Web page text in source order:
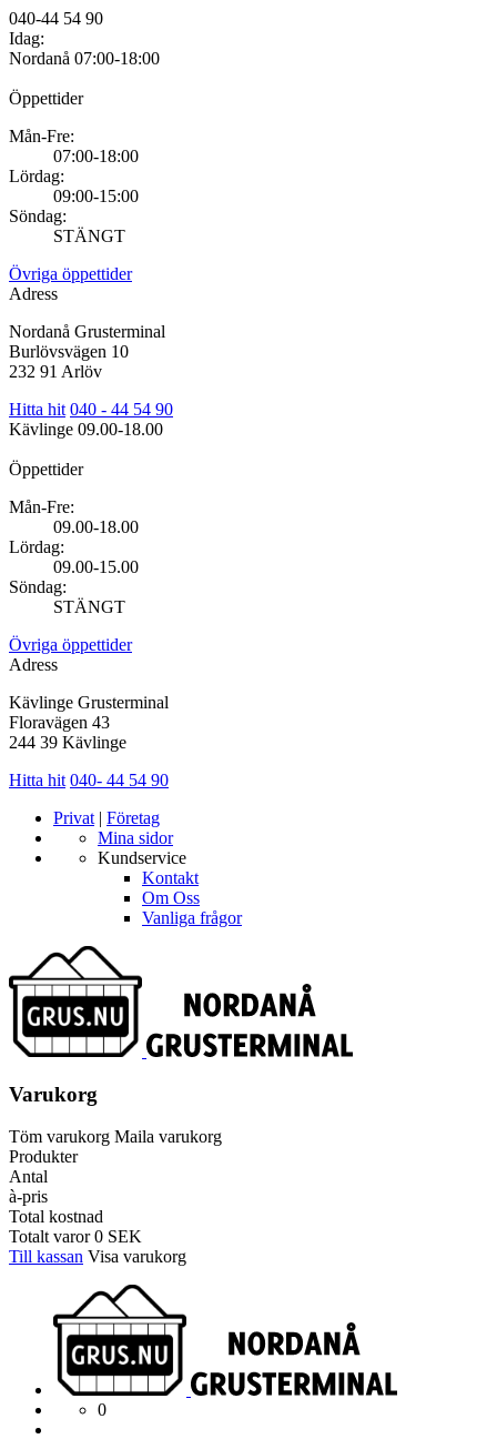
040-44 54 90
Idag:
Nordanå 07:00-18:00
Öppettider
Mån-Fre:
07:00-18:00
Lördag:
09:00-15:00
Söndag:
STÄNGT
Övriga öppettider
Adress
Nordanå Grusterminal
Burlövsvägen 10
232 91 Arlöv
Hitta hit 040 - 44 54 90
Kävlinge 09.00-18.00
Öppettider
Mån-Fre:
09.00-18.00
Lördag:
09.00-15.00
Söndag:
STÄNGT
Övriga öppettider
Adress
Kävlinge Grusterminal
Floravägen 43
244 39 Kävlinge
Hitta hit 040- 44 54 90
Privat | Företag
Mina sidor
Kundservice
Kontakt
Om Oss
Vanliga frågor
Varukorg
Töm varukorg Maila varukorg
Produkter
Antal
à-pris
Total kostnad
Totalt varor0 SEK
Till kassan Visa varukorg
0